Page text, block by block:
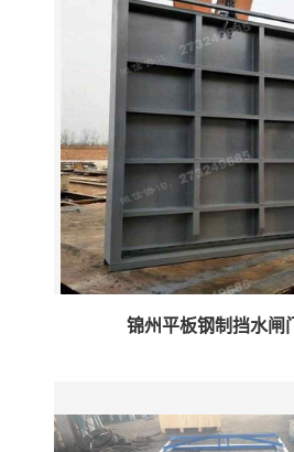
锦州平板钢制挡水闸门